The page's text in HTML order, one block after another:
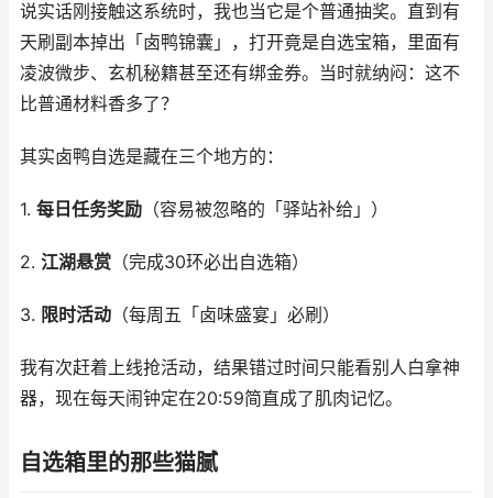
说实话刚接触这系统时，我也当它是个普通抽奖。直到有
天刷副本掉出「卤鸭锦囊」，打开竟是自选宝箱，里面有
凌波微步、玄机秘籍甚至还有绑金券。当时就纳闷：这不
比普通材料香多了？
其实卤鸭自选是藏在三个地方的：
1. 每日任务奖励 （容易被忽略的「驿站补给」）
2. 江湖悬赏 （完成30环必出自选箱）
3. 限时活动 （每周五「卤味盛宴」必刷）
我有次赶着上线抢活动，结果错过时间只能看别人白拿神
器，现在每天闹钟定在20:59简直成了肌肉记忆。
自选箱里的那些猫腻